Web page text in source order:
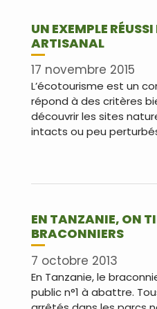
UN EXEMPLE
ARTISANAL
17 novembre 2015
L’écotourisme est un
répond à des critères
découvrir les sites
intacts ou peu
EN TANZANIE, ON
BRACONNIERS
7 octobre 2013
En Tanzanie, le
public n°1 à abattre.